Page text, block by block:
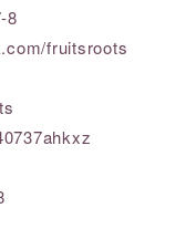
8
fruitsroots
fruitsroots